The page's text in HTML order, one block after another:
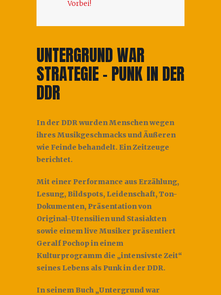
Vorbei!
UNTERGRUND WAR
STRATEGIE – PUNK IN DER
DDR
In der DDR wurden Menschen wegen
ihres Musikgeschmacks und Äußeren
wie Feinde behandelt. Ein Zeitzeuge
berichtet.
Mit einer Performance aus Erzählung,
Lesung, Bildspots, Leidenschaft, Ton-
Dokumenten, Präsentation von
Original-Utensilien und Stasiakten
sowie einem live Musiker präsentiert
Geralf Pochop in einem
Kulturprogramm die „intensivste Zeit“
seines Lebens als Punk in der DDR.
In seinem Buch „Untergrund war